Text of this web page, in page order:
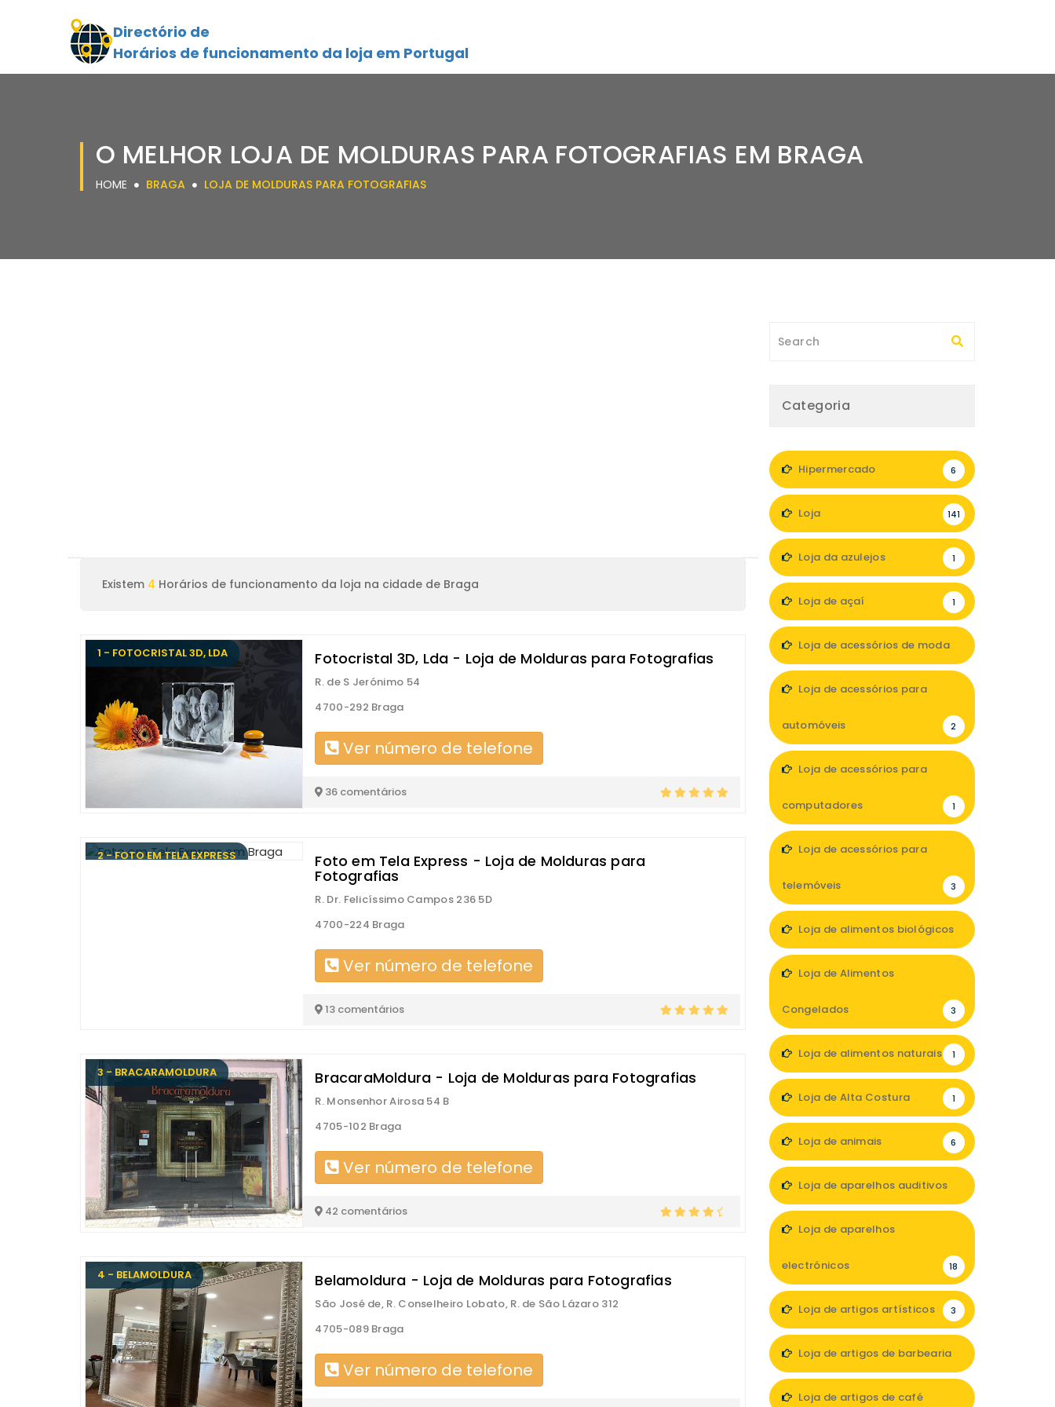
Directório de
Horários de funcionamento da loja em Portugal
O MELHOR LOJA DE MOLDURAS PARA FOTOGRAFIAS EM BRAGA
HOME BRAGA LOJA DE MOLDURAS PARA FOTOGRAFIAS
Existem 4 Horários de funcionamento da loja na cidade de Braga
1 - FOTOCRISTAL 3D, LDA Fotocristal 3D, Lda - Loja de Molduras para Fotografias
R. de S Jerónimo 54
4700-292 Braga
Ver número de telefone
36 comentários
2 - FOTO EM TELA EXPRESS Foto em Tela Express - Loja de Molduras para
Fotografias
R. Dr. Felicíssimo Campos 236 5D
4700-224 Braga
Ver número de telefone
13 comentários
3 - BRACARAMOLDURA BracaraMoldura - Loja de Molduras para Fotografias
R. Monsenhor Airosa 54 B
4705-102 Braga
Ver número de telefone
42 comentários
4 - BELAMOLDURA Belamoldura - Loja de Molduras para Fotografias
São José de, R. Conselheiro Lobato, R. de São Lázaro 312
4705-089 Braga
Ver número de telefone
Categoria
Hipermercado 6
Loja 141
Loja da azulejos 1
Loja de açaí 1
Loja de acessórios de moda
Loja de acessórios para
automóveis 2
Loja de acessórios para
computadores 1
Loja de acessórios para
telemóveis 3
Loja de alimentos biológicos
Loja de Alimentos
Congelados 3
Loja de alimentos naturais 1
Loja de Alta Costura 1
Loja de animais 6
Loja de aparelhos auditivos
Loja de aparelhos
electrónicos 18
Loja de artigos artísticos 3
Loja de artigos de barbearia
Loja de artigos de café